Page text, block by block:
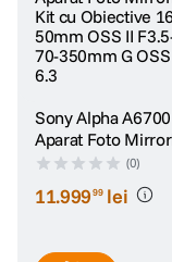
Sony Alpha A6700
Aparat Foto
Kit cu Obiective 16-
50mm OSS II
70-350mm G OSS
(0)
11.99999 lei